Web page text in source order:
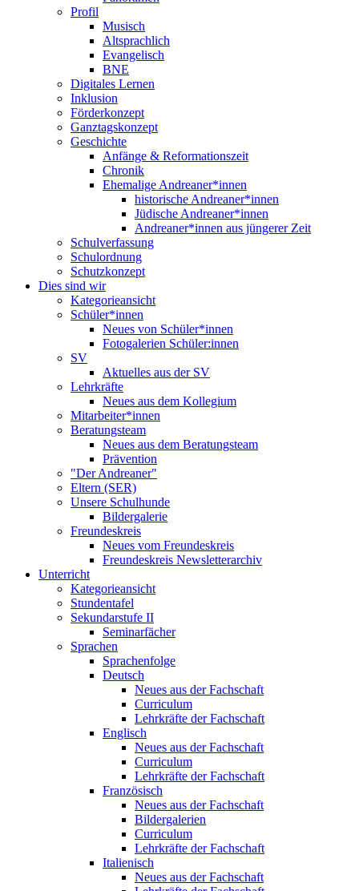
Profil
Musisch
Altsprachlich
Evangelisch
BNE
Digitales Lernen
Inklusion
Förderkonzept
Ganztagskonzept
Geschichte
Anfänge & Reformationszeit
Chronik
Ehemalige Andreaner*innen
historische Andreaner*innen
Jüdische Andreaner*innen
Andreaner*innen aus jüngerer Zeit
Schulverfassung
Schulordnung
Schutzkonzept
Dies sind wir
Kategorieansicht
Schüler*innen
Neues von Schüler*innen
Fotogalerien Schüler:innen
SV
Aktuelles aus der SV
Lehrkräfte
Neues aus dem Kollegium
Mitarbeiter*innen
Beratungsteam
Neues aus dem Beratungsteam
Prävention
"Der Andreaner"
Eltern (SER)
Unsere Schulhunde
Bildergalerie
Freundeskreis
Neues vom Freundeskreis
Freundeskreis Newsletterarchiv
Unterricht
Kategorieansicht
Stundentafel
Sekundarstufe II
Seminarfächer
Sprachen
Sprachenfolge
Deutsch
Neues aus der Fachschaft
Curriculum
Lehrkräfte der Fachschaft
Englisch
Neues aus der Fachschaft
Curriculum
Lehrkräfte der Fachschaft
Französisch
Neues aus der Fachschaft
Bildergalerien
Curriculum
Lehrkräfte der Fachschaft
Italienisch
Neues aus der Fachschaft